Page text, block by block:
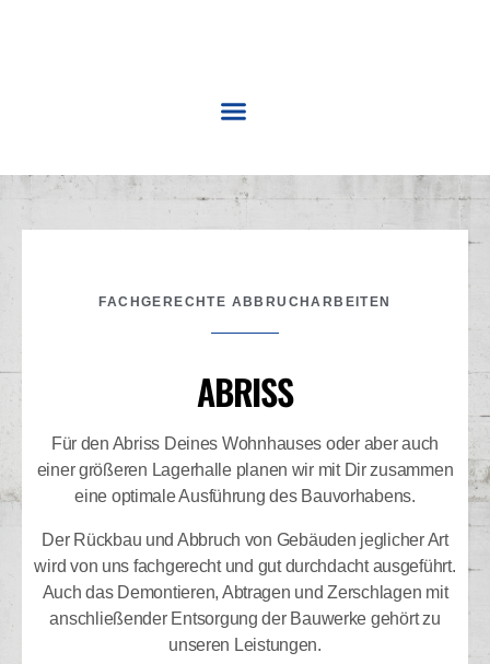
FACHGERECHTE ABBRUCHARBEITEN
ABRISS
Für den Abriss Deines Wohnhauses oder aber auch
einer größeren Lagerhalle planen wir mit Dir zusammen
eine optimale Ausführung des Bauvorhabens.
Der Rückbau und Abbruch von Gebäuden jeglicher Art
wird von uns fachgerecht und gut durchdacht ausgeführt.
Auch das Demontieren, Abtragen und Zerschlagen mit
anschließender Entsorgung der Bauwerke gehört zu
unseren Leistungen.